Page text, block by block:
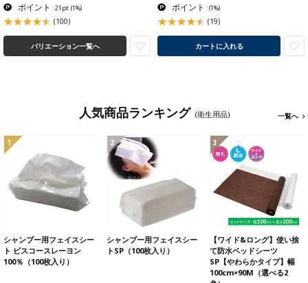
ポイント : 21pt (1%)
(100)
バリエーション一覧へ
ポイント :(1%)
(19)
カートに入れる
人気商品ランキング (衛生用品) 一覧へ
1
シャンプー用フェイスシー
ト ビスコースレーヨン
100％（100枚入り）
2
シャンプー用フェイスシー
トSP（100枚入り）
3
【ワイド&ロング】使い捨
て防水ベッドシーツ
SP【やわらかタイプ】幅
100cm×90M（選べる2